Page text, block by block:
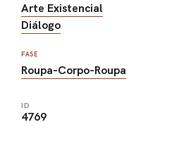
Arte Existencial
Diálogo
FASE
Roupa-Corpo-Roupa
ID
4769